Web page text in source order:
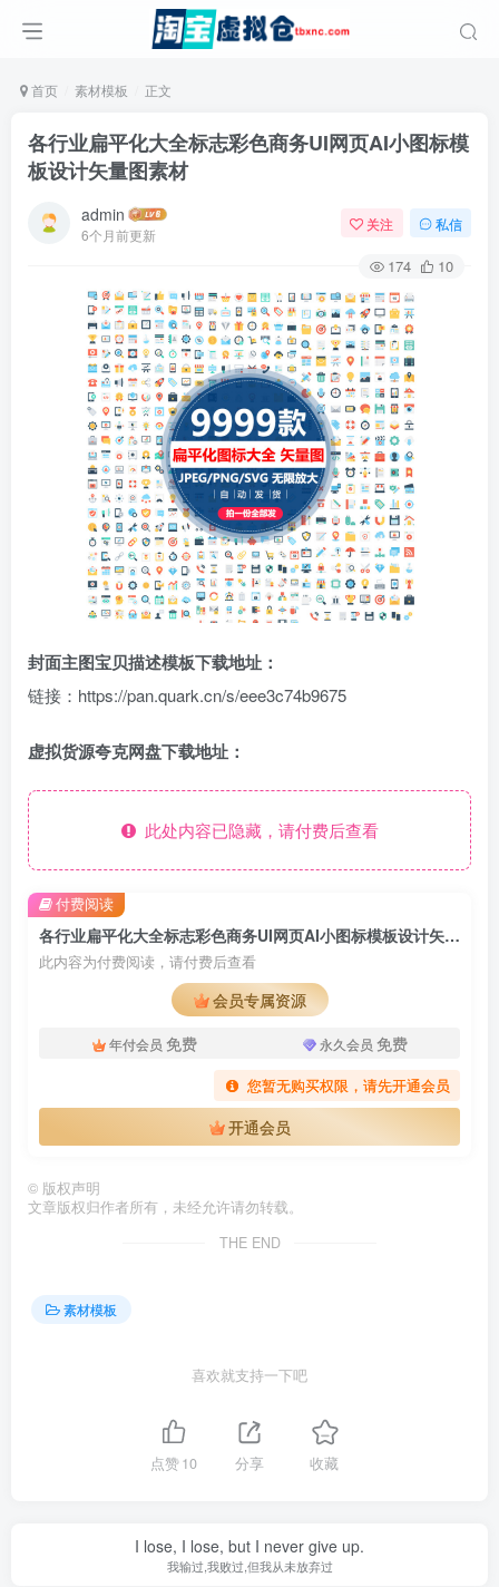
首页 素材模板 正文
各行业扁平化大全标志彩色商务UI网页AI小图标模
板设计矢量图素材
admin
6个月前更新
关注 私信
174 10
封面主图宝贝描述模板下载地址：
链接：https://pan.quark.cn/s/eee3c74b9675
虚拟货源夸克网盘下载地址：
此处内容已隐藏，请付费后查看
各行业扁平化大全标志彩色商务UI网页AI小图标模板设计矢量图素材
此内容为付费阅读，请付费后查看
会员专属资源
年付会员 免费 永久会员 免费
您暂无购买权限，请先开通会员
开通会员
付费阅读
© 版权声明
文章版权归作者所有，未经允许请勿转载。
THE END
素材模板
喜欢就支持一下吧
点赞10 分享 收藏
I lose, I lose, but I never give up.
我输过,我败过,但我从未放弃过